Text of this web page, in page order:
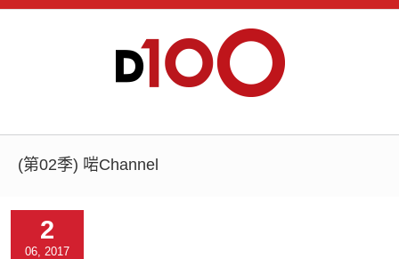
(第02季) 啱Channel
2
06, 2017